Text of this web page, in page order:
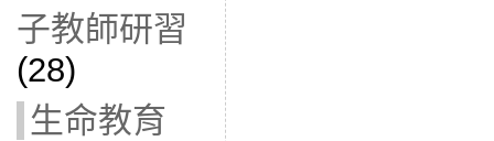
子教師研習
(28)
生命教育